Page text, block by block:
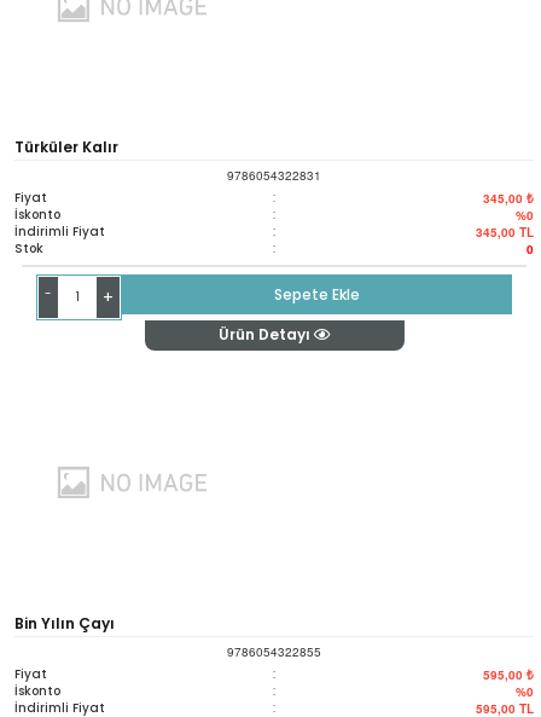
Türküler Kalır
9786054322831
Fiyat : 345,00 ₺
İskonto : %0
İndirimli Fiyat : 345,00 TL
Stok : 0
- +
Sepete Ekle
Ürün Detayı
Bin Yılın Çayı
9786054322855
Fiyat : 595,00 ₺
İskonto : %0
İndirimli Fiyat : 595,00 TL